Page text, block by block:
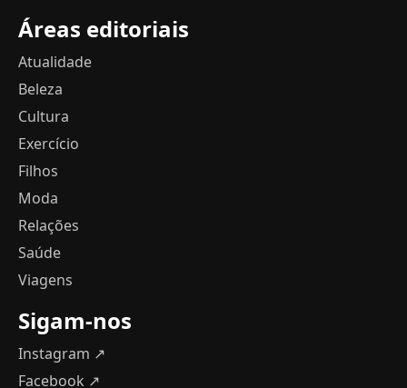
Áreas editoriais
Atualidade
Beleza
Cultura
Exercício
Filhos
Moda
Relações
Saúde
Viagens
Sigam-nos
Instagram ↗
Facebook ↗